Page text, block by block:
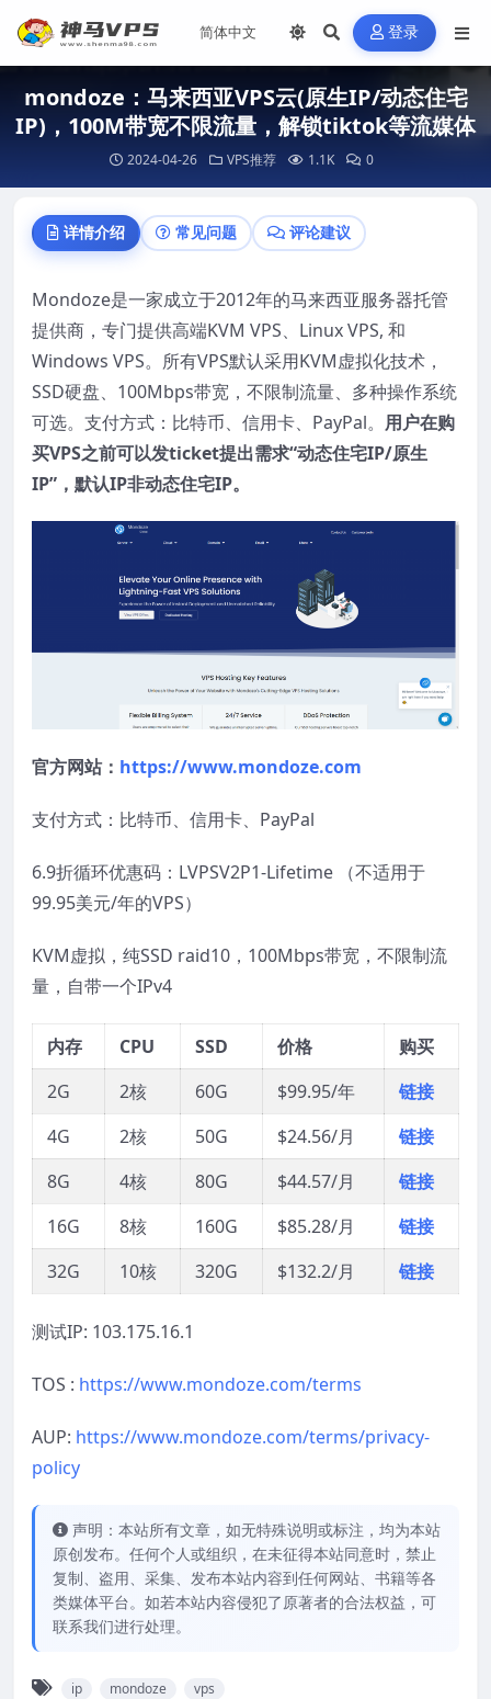
登录
mondoze：马来西亚VPS云(原生IP/动态住宅
IP)，100M带宽不限流量，解锁tiktok等流媒体
2024-04-26 VPS推荐 1.1K 0
详情介绍 常见问题 评论建议
Mondoze是一家成立于2012年的马来西亚服务器托管
提供商，专门提供高端KVM VPS、Linux VPS, 和
Windows VPS。所有VPS默认采用KVM虚拟化技术，
SSD硬盘、100Mbps带宽，不限制流量、多种操作系统
可选。支付方式：比特币、信用卡、PayPal。 用户在购
买VPS之前可以发ticket提出需求“动态住宅IP/原生
IP”，默认IP非动态住宅IP。
官方网站： https://www.mondoze.com
支付方式：比特币、信用卡、PayPal
6.9折循环优惠码：LVPSV2P1-Lifetime （不适用于
99.95美元/年的VPS）
KVM虚拟，纯SSD raid10，100Mbps带宽，不限制流
量，自带一个IPv4
内存 CPU SSD 价格
购买
2G
2核 60G $99.95/年
链接
4G
2核 50G $24.56/月
链接
8G
4核 80G $44.57/月
链接
16G
8核 160G $85.28/月
链接
32G
10核 320G $132.2/月 链接
测试IP: 103.175.16.1
TOS : https://www.mondoze.com/terms
AUP: https://www.mondoze.com/terms/privacy-
policy
声明：本站所有文章，如无特殊说明或标注，均为本站
原创发布。任何个人或组织，在未征得本站同意时，禁止
复制、盗用、采集、发布本站内容到任何网站、书籍等各
类媒体平台。如若本站内容侵犯了原著者的合法权益，可
联系我们进行处理。
ip mondoze vps